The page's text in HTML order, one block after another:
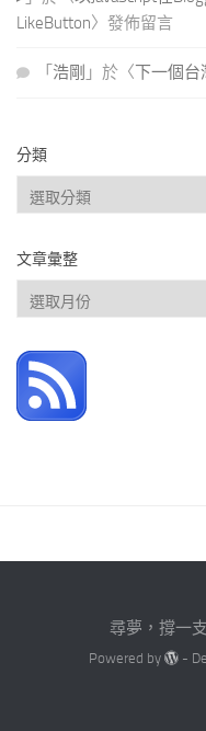
LikeButton〉發佈留言
「 浩剛 」於〈下一個台
分類
分
類
文章彙整
文
章
整
尋夢，撐一
Powered by -